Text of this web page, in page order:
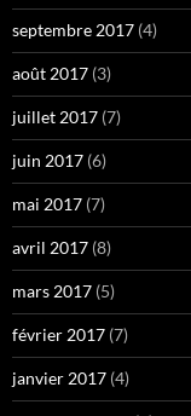
septembre 2017 (4)
août 2017 (3)
juillet 2017 (7)
juin 2017 (6)
mai 2017 (7)
avril 2017 (8)
mars 2017 (5)
février 2017 (7)
janvier 2017 (4)